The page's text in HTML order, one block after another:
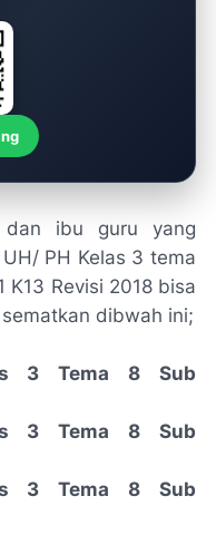
dan ibu guru yang
PH Kelas 3 tema
K13 Revisi 2018 bisa
dibwah ini;
3 Tema 8 Sub
3 Tema 8 Sub
3 Tema 8 Sub